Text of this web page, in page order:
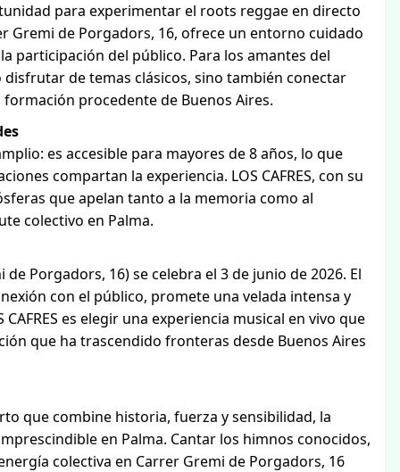
para experimentar el roots reggae en directo
Gremi de Porgadors, 16, ofrece un entorno cuidado
participación del público. Para los amantes del
disfrutar de temas clásicos, sino también conectar
procedente de Buenos Aires.
es accesible para mayores de 8 años, lo que
compartan la experiencia. LOS CAFRES, con su
que apelan tanto a la memoria como al
colectivo en Palma.
de Porgadors, 16) se celebra el 3 de junio de 2026. El
con el público, promete una velada intensa y
es elegir una experiencia musical en vivo que
que ha trascendido fronteras desde Buenos Aires
que combine historia, fuerza y sensibilidad, la
en Palma. Cantar los himnos conocidos,
colectiva en Carrer Gremi de Porgadors, 16